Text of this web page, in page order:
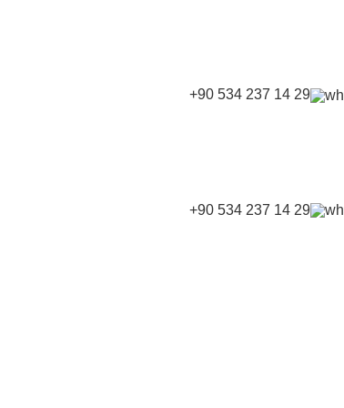
+90 534 237 14 29
+90 534 237 14 29